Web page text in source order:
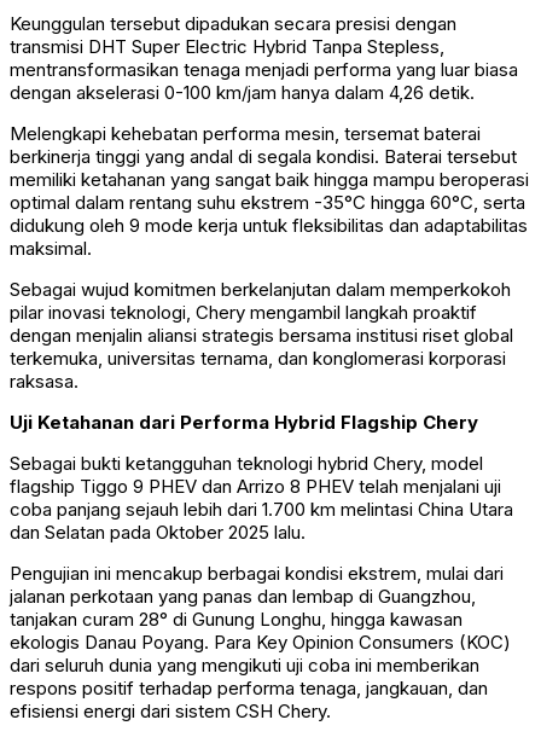
Keunggulan tersebut dipadukan secara presisi dengan
transmisi DHT Super Electric Hybrid Tanpa Stepless,
mentransformasikan tenaga menjadi performa yang luar biasa
dengan akselerasi 0-100 km/jam hanya dalam 4,26 detik.
Melengkapi kehebatan performa mesin, tersemat baterai
berkinerja tinggi yang andal di segala kondisi. Baterai tersebut
memiliki ketahanan yang sangat baik hingga mampu beroperasi
optimal dalam rentang suhu ekstrem -35°C hingga 60°C, serta
didukung oleh 9 mode kerja untuk fleksibilitas dan adaptabilitas
maksimal.
Sebagai wujud komitmen berkelanjutan dalam memperkokoh
pilar inovasi teknologi, Chery mengambil langkah proaktif
dengan menjalin aliansi strategis bersama institusi riset global
terkemuka, universitas ternama, dan konglomerasi korporasi
raksasa.
Uji Ketahanan dari Performa Hybrid Flagship Chery
Sebagai bukti ketangguhan teknologi hybrid Chery, model
flagship Tiggo 9 PHEV dan Arrizo 8 PHEV telah menjalani uji
coba panjang sejauh lebih dari 1.700 km melintasi China Utara
dan Selatan pada Oktober 2025 lalu.
Pengujian ini mencakup berbagai kondisi ekstrem, mulai dari
jalanan perkotaan yang panas dan lembap di Guangzhou,
tanjakan curam 28° di Gunung Longhu, hingga kawasan
ekologis Danau Poyang. Para Key Opinion Consumers (KOC)
dari seluruh dunia yang mengikuti uji coba ini memberikan
respons positif terhadap performa tenaga, jangkauan, dan
efisiensi energi dari sistem CSH Chery.